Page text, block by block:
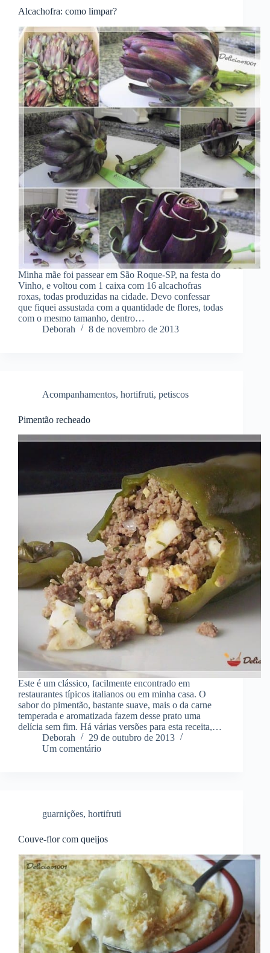
Alcachofra: como limpar?
Minha mãe foi passear em São Roque-SP, na festa do
Vinho, e voltou com 1 caixa com 16 alcachofras
roxas, todas produzidas na cidade. Devo confessar
que fiquei assustada com a quantidade de flores, todas
com o mesmo tamanho, dentro…
Deborah
8 de novembro de 2013
Acompanhamentos, hortifruti, petiscos
Pimentão recheado
Este é um clássico, facilmente encontrado em
restaurantes típicos italianos ou em minha casa. O
sabor do pimentão, bastante suave, mais o da carne
temperada e aromatizada fazem desse prato uma
delícia sem fim. Há várias versões para esta receita,…
Deborah
29 de outubro de 2013
Um comentário
guarnições, hortifruti
Couve-flor com queijos